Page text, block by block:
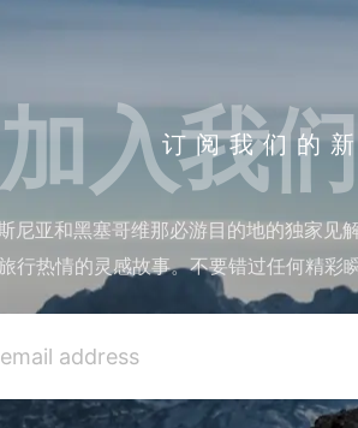
订阅我们的
入我
尼亚和黑塞哥维那必游目的地的独家见
行热情的灵感故事。不要错过任何精彩